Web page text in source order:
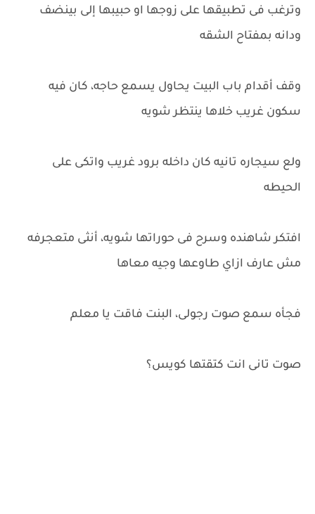
وترغب فى تطبيقها على زوجها او حبيبها إلى بينضف
ودانه بمفتاح الشقه
وقف أقدام باب البيت يحاول يسمع حاجه، كان فيه
سكون غريب خلاها ينتظر شويه
ولع سيجاره تانيه كان داخله برود غريب واتكى على
الحيطه
افتكر شاهنده وسرح فى حوراتها شويه، أنثى متعجرفه
مش عارف ازاي طاوعها وجيه معاها
فجأه سمع صوت رجولى، البنت فاقت يا معلم
صوت تانى انت كتقتها كويس؟